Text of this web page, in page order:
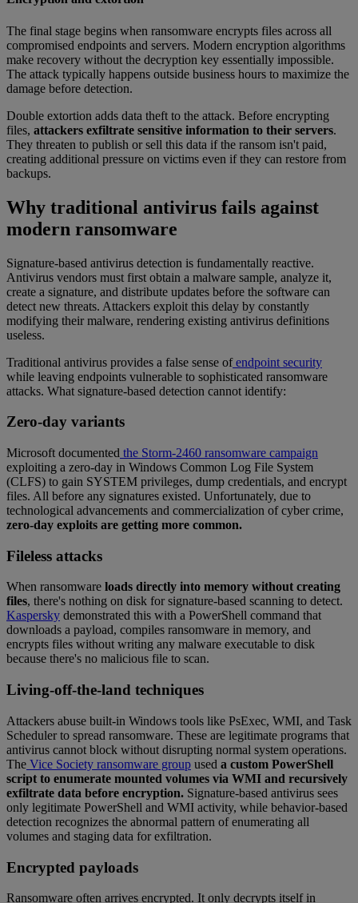
The final stage begins when ransomware encrypts files across all
compromised endpoints and servers. Modern encryption algorithms
make recovery without the decryption key essentially impossible.
The attack typically happens outside business hours to maximize the
damage before detection.
Double extortion adds data theft to the attack. Before encrypting
files, attackers exfiltrate sensitive information to their servers.
They threaten to publish or sell this data if the ransom isn't paid,
creating additional pressure on victims even if they can restore from
backups.
Why traditional antivirus fails against
modern ransomware
Signature-based antivirus detection is fundamentally reactive.
Antivirus vendors must first obtain a malware sample, analyze it,
create a signature, and distribute updates before the software can
detect new threats. Attackers exploit this delay by constantly
modifying their malware, rendering existing antivirus definitions
useless.
Traditional antivirus provides a false sense ofendpoint security
while leaving endpoints vulnerable to sophisticated ransomware
attacks. What signature-based detection cannot identify:
Zero-day variants
Microsoft documented the Storm-2460 ransomware campaign
exploiting a zero-day in Windows Common Log File System
(CLFS) to gain SYSTEM privileges, dump credentials, and encrypt
files. All before any signatures existed. Unfortunately, due to
technological advancements and commercialization of cyber crime,
zero-day exploits are getting more common.
Fileless attacks
When ransomware loads directly into memory without creating
files, there's nothing on disk for signature-based scanning to detect.
Kaspersky demonstrated this with a PowerShell command that
downloads a payload, compiles ransomware in memory, and
encrypts files without writing any malware executable to disk
because there's no malicious file to scan.
Living-off-the-land techniques
Attackers abuse built-in Windows tools like PsExec, WMI, and Task
Scheduler to spread ransomware. These are legitimate programs that
antivirus cannot block without disrupting normal system operations.
The Vice Society ransomware group used a custom PowerShell
script to enumerate mounted volumes via WMI and recursively
exfiltrate data before encryption. Signature-based antivirus sees
only legitimate PowerShell and WMI activity, while behavior-based
detection recognizes the abnormal pattern of enumerating all
volumes and staging data for exfiltration.
Encrypted payloads
Ransomware often arrives encrypted. It only decrypts itself in